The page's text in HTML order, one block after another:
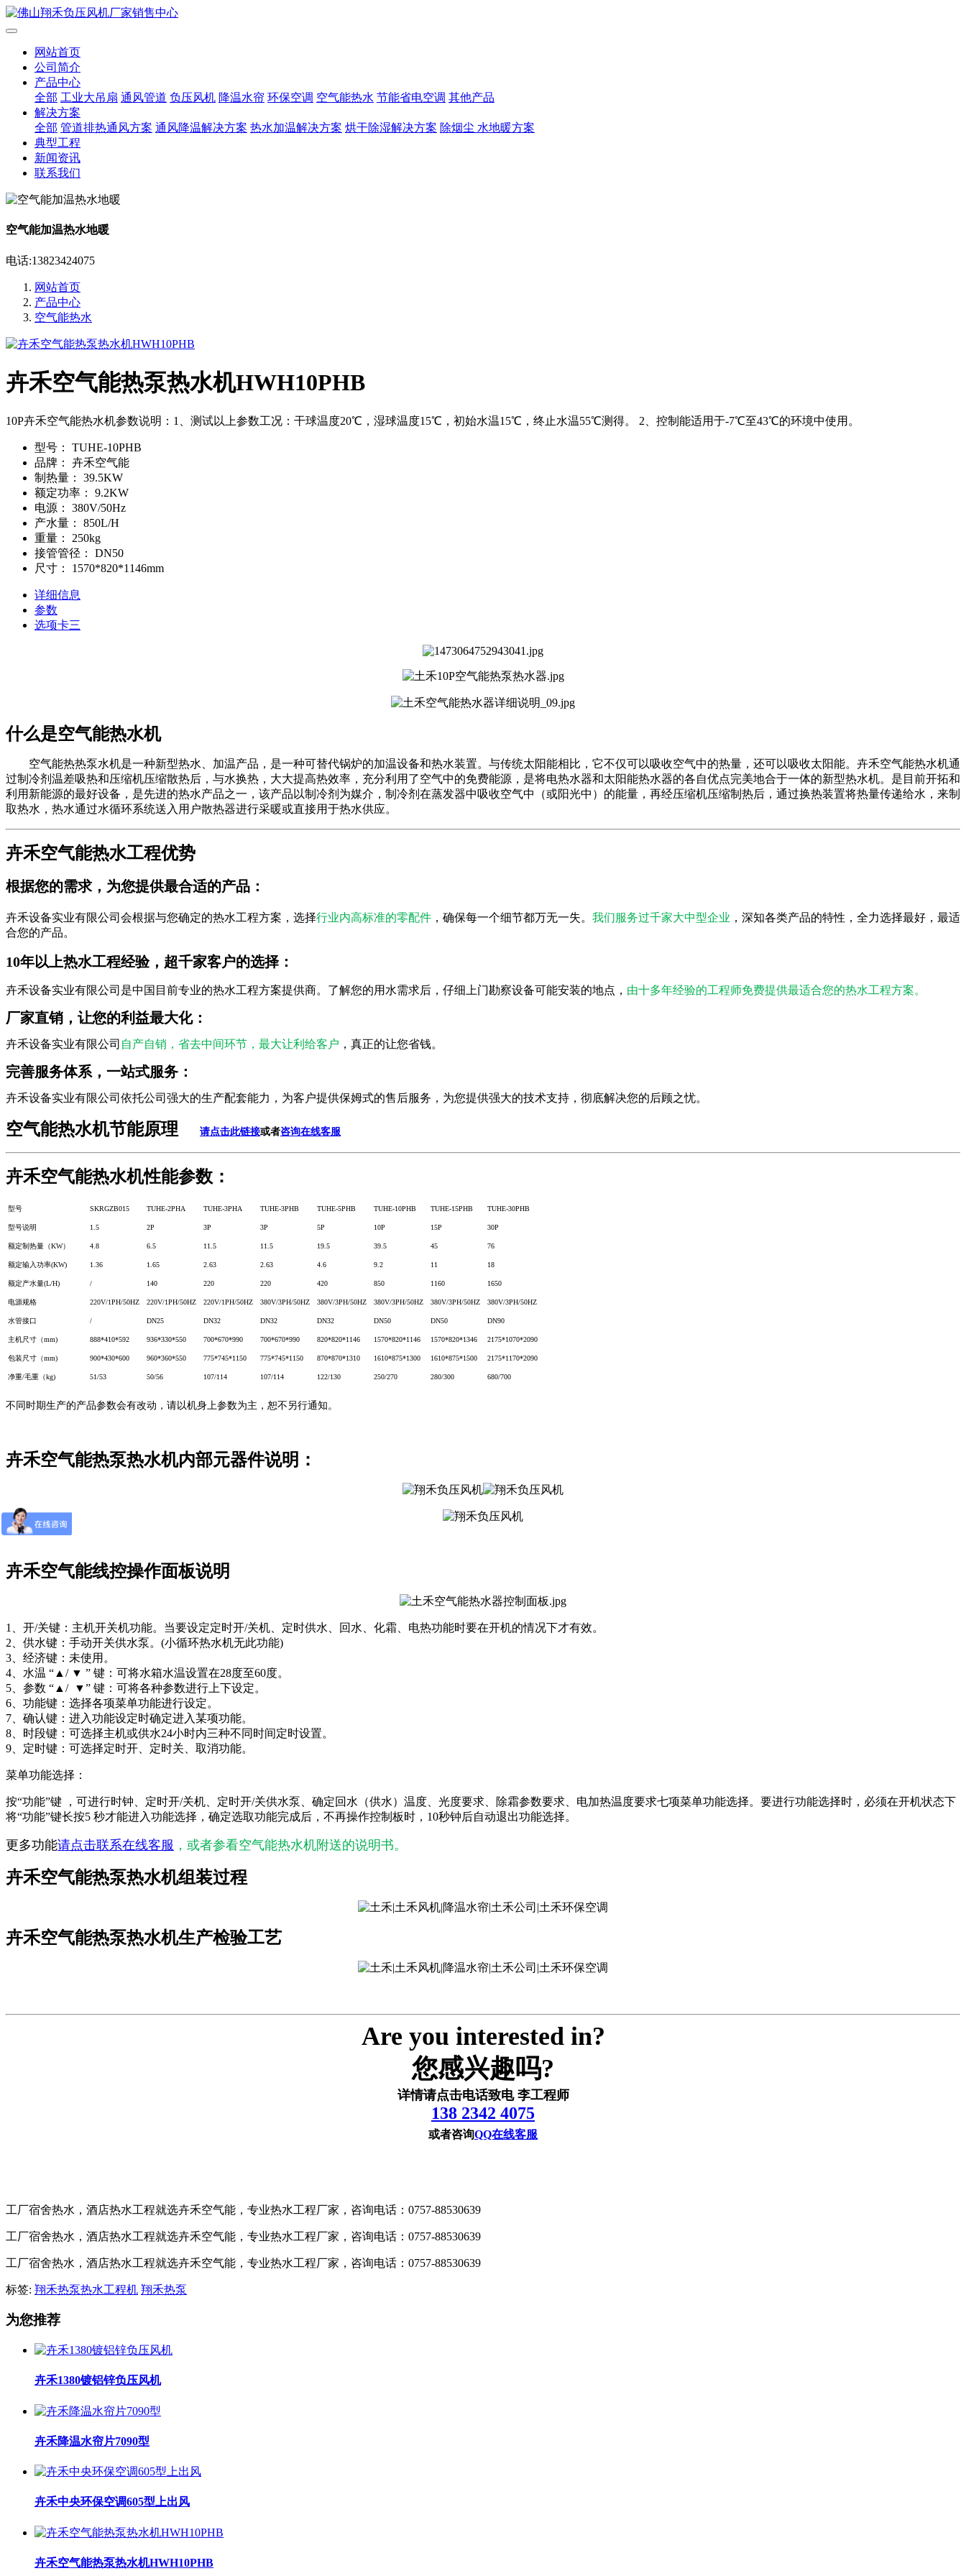
网站首页
公司简介
产品中心
全部 工业大吊扇 通风管道 负压风机 降温水帘 环保空调 空气能热水 节能省电空调 其他产品
解决方案
全部 管道排热通风方案 通风降温解决方案 热水加温解决方案 烘干除湿解决方案 除烟尘 水地暖方案
典型工程
新闻资讯
联系我们
空气能加温热水地暖
电话:13823424075
网站首页
产品中心
空气能热水
卉禾空气能热泵热水机HWH10PHB
10P卉禾空气能热水机参数说明：1、测试以上参数工况：干球温度20℃，湿球温度15℃，初始水温15℃，终止水温55℃测得。 2、控制能适用于-7℃至43℃的环境中使用。
型号：
TUHE-10PHB
品牌：
卉禾空气能
制热量：
39.5KW
额定功率：
9.2KW
电源：
380V/50Hz
产水量：
850L/H
重量：
250kg
接管管径：
DN50
尺寸：
1570*820*1146mm
详细信息
参数
选项卡三
什么是空气能热水机
空气能热热泵水机是一种新型热水、加温产品，是一种可替代锅炉的加温设备和热水装置。与传统太阳能相比，它不仅可以吸收空气中的热量，还可以吸收太阳能。卉禾空气能热水机通
过制冷剂温差吸热和压缩机压缩散热后，与水换热，大大提高热效率，充分利用了空气中的免费能源，是将电热水器和太阳能热水器的各自优点完美地合于一体的新型热水机。是目前开拓和
利用新能源的最好设备，是先进的热水产品之一，该产品以制冷剂为媒介，制冷剂在蒸发器中吸收空气中（或阳光中）的能量，再经压缩机压缩制热后，通过换热装置将热量传递给水，来制
取热水，热水通过水循环系统送入用户散热器进行采暖或直接用于热水供应。
卉禾空气能热水工程优势
根据您的需求，为您提供最合适的产品：
卉禾设备实业有限公司会根据与您确定的热水工程方案，选择行业内高标准的零配件 ，确保每一个细节都万无一失。 我们服务过千家大中型企业 ，深知各类产品的特性，全力选择最好，最适
合您的产品。
10年以上热水工程经验，超千家客户的选择：
卉禾设备实业有限公司是中国目前专业的热水工程方案提供商。了解您的用水需求后，仔细上门勘察设备可能安装的地点， 由十多年经验的工程师免费提供最适合您的热水工程方案。
厂家直销，让您的利益最大化：
卉禾设备实业有限公司 自产自销，省去中间环节，最大让利给客户 ，真正的让您省钱。
完善服务体系，一站式服务：
卉禾设备实业有限公司依托公司强大的生产配套能力，为客户提供保姆式的售后服务，为您提供强大的技术支持，彻底解决您的后顾之忧。
空气能热水机节能原理 请点击此链接或者咨询在线客服
卉禾空气能热水机性能参数：
型号 SKRGZB015 TUHE-2PHA TUHE-3PHA TUHE-3PHB TUHE-5PHB TUHE-10PHB TUHE-15PHB TUHE-30PHB
型号说明 1.5 2P 3P 3P 5P 10P 15P 30P
额定制热量（KW） 4.8 6.5 11.5 11.5 19.5 39.5 45 76
额定输入功率(KW) 1.36 1.65 2.63 2.63 4.6 9.2 11 18
额定产水量(L/H) / 140 220 220 420 850 1160 1650
电源规格 220V/1PH/50HZ 220V/1PH/50HZ 220V/1PH/50HZ 380V/3PH/50HZ 380V/3PH/50HZ 380V/3PH/50HZ 380V/3PH/50HZ 380V/3PH/50HZ
水管接口 / DN25 DN32 DN32 DN32 DN50 DN50 DN90
主机尺寸（mm) 888*410*592 936*330*550 700*670*990 700*670*990 820*820*1146 1570*820*1146 1570*820*1346 2175*1070*2090
包装尺寸（mm) 900*430*600 960*360*550 775*745*1150 775*745*1150 870*870*1310 1610*875*1300 1610*875*1500 2175*1170*2090
净重/毛重（kg) 51/53 50/56 107/114 107/114 122/130 250/270 280/300 680/700
不同时期生产的产品参数会有改动，请以机身上参数为主，恕不另行通知。
卉禾空气能热泵热水机内部元器件说明：
卉禾空气能线控操作面板说明
1、开/关键：主机开关机功能。当要设定定时开/关机、定时供水、回水、化霜、电热功能时要在开机的情况下才有效。
2、供水键：手动开关供水泵。(小循环热水机无此功能)
3、经济键：未使用。
4、水温 “▲/ ▼ ” 键：可将水箱水温设置在28度至60度。
5、参数 “▲/ ▼” 键：可将各种参数进行上下设定。
6、功能键：选择各项菜单功能进行设定。
7、确认键：进入功能设定时确定进入某项功能。
8、时段键：可选择主机或供水24小时内三种不同时间定时设置。
9、定时键：可选择定时开、定时关、取消功能。
菜单功能选择：
按“功能”键 ，可进行时钟、定时开/关机、定时开/关供水泵、确定回水（供水）温度、光度要求、除霜参数要求、电加热温度要求七项菜单功能选择。要进行功能选择时，必须在开机状态下
将“功能”键长按5 秒才能进入功能选择，确定选取功能完成后，不再操作控制板时，10秒钟后自动退出功能选择。
更多功能请点击联系在线客服 ，或者参看空气能热水机附送的说明书。
卉禾空气能热泵热水机组装过程
卉禾空气能热泵热水机生产检验工艺
Are you interested in?
您感兴趣吗?
详情请点击电话致电 李工程师
138 2342 4075
或者咨询QQ在线客服
工厂宿舍热水，酒店热水工程就选卉禾空气能，专业热水工程厂家，咨询电话：0757-88530639
工厂宿舍热水，酒店热水工程就选卉禾空气能，专业热水工程厂家，咨询电话：0757-88530639
工厂宿舍热水，酒店热水工程就选卉禾空气能，专业热水工程厂家，咨询电话：0757-88530639
标签: 翔禾热泵热水工程机 翔禾热泵
为您推荐
卉禾1380镀铝锌负压风机
卉禾降温水帘片7090型
卉禾中央环保空调605型上出风
卉禾空气能热泵热水机HWH10PHB